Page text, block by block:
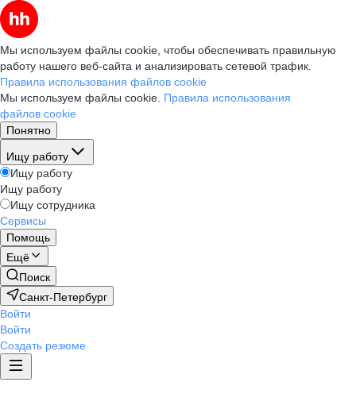
Мы используем файлы cookie, чтобы обеспечивать правильную
работу нашего веб-сайта и анализировать сетевой трафик.
Правила использования файлов cookie
Мы используем файлы cookie. Правила использования
файлов cookie
Понятно
Ищу работу
Ищу работу
Ищу работу
Ищу сотрудника
Сервисы
Помощь
Ещё
Поиск
Санкт-Петербург
Войти
Войти
Создать резюме